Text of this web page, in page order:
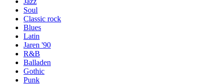
Soul
Classic rock
Blues
Latin
Jaren '90
R&B
Balladen
Gothic
Punk